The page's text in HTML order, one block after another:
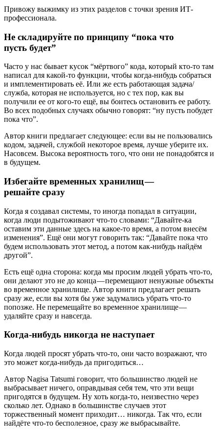
Привожу выжимку из этих разделов с точки зрения ИТ-
профессионала.
Не складируйте по принципу “пока что
пусть будет”
Часто у нас бывает кусок “мёртвого” кода, который кто-то там
написал для какой-то функции, чтобы когда-нибудь собраться
и имплементировать её. Или же есть работающая задача/
служба, которая не используется, но с тех пор, как вы
получили ее от кого-то ещё, вы боитесь остановить ее работу.
Во всех подобных случаях обычно говорят: “ну пусть побудет
пока что”.
Автор книги предлагает следующее: если вы не пользовались
кодом, задачей, службой некоторое время, лучше уберите их.
Насовсем. Высока вероятность того, что они не понадобятся и
в будущем.
Избегайте временных хранилищ —
решайте сразу
Когда я создавал системы, то иногда попадал в ситуации,
когда люди подытоживают что-то словами: “Давайте-ка
оставим эти данные здесь на какое-то время, а потом внесём
изменения”. Ещё они могут говорить так: “Давайте пока что
будем использовать этот метод, а потом как-нибудь найдём
другой”.
Есть ещё одна сторона: когда мы просим людей убрать что-то,
они делают это не до конца — перемещают ненужные объекты
во временное хранилище. Автор книги предлагает решать
сразу же, если вы хотя бы уже задумались убрать что-то
попозже. Не перемещайте во временное хранилище —
удаляйте сразу и навсегда.
Когда-нибудь никогда не наступает
Когда людей просят убрать что-то, они часто возражают, что
это может когда-нибудь да пригодиться…
Автор Nagisa Tatsumi говорит, что большинство людей не
выбрасывает ничего, оправдывая себя тем, что эти вещи
пригодятся в будущем. Ну хоть когда-то, неизвестно через
сколько лет. Однако в большинстве случаев этот
торжественный момент приходит… никогда. Так что, если
найдёте что-то бесполезное, сразу же выбрасывайте.